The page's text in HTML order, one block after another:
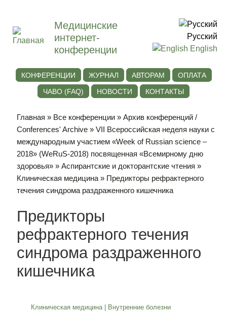
Медицинские
интернет-
конференции
Русский
English
КОНФЕРЕНЦИИ ЖУРНАЛ АВТОРАМ
ОПЛАТА
ЧАВО (FAQ)
НОВОСТИ КОНТАКТЫ
Главная » Все конференции »Архив конференций /
Conferences' Archive »VII Всероссийская неделя науки с
международным участием «Week of Russian science –
2018» (WeRuS-2018) посвященная «Всемирному дню
здоровья» »Аспирантские и докторантские чтения »
Клиническая медицина » Предикторы рефрактерного
течения синдрома раздраженного кишечника
Предикторы
рефрактерного течения
синдрома раздраженного
кишечника
Клиническая медицина| Внутренние болезни